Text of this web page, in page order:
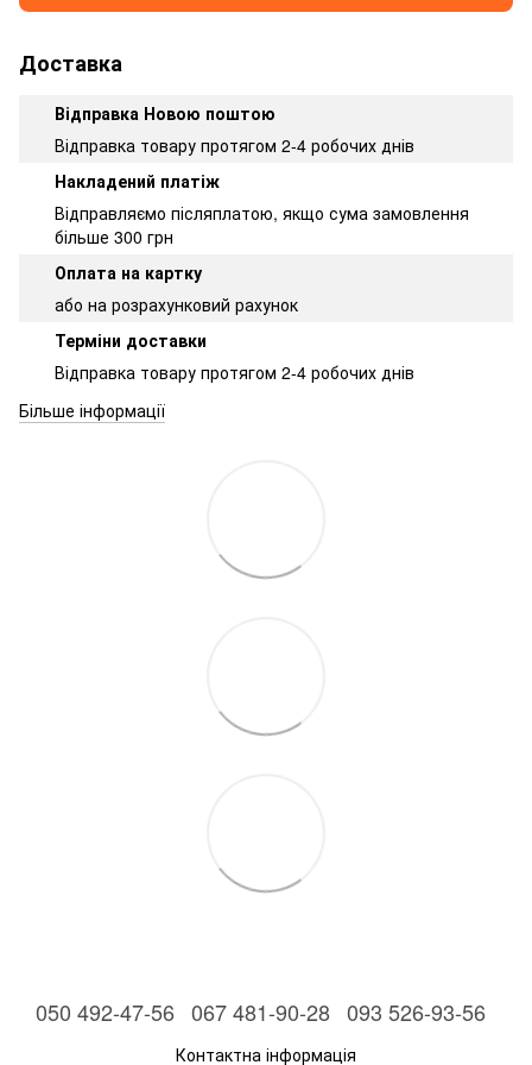
Доставка
Відправка Новою поштою
Відправка товару протягом 2-4 робочих днів
Накладений платіж
Відправляємо післяплатою, якщо сума замовлення
більше 300 грн
Оплата на картку
або на розрахунковий рахунок
Терміни доставки
Відправка товару протягом 2-4 робочих днів
Більше інформації
050 492-47-56 067 481-90-28 093 526-93-56
Контактна інформація